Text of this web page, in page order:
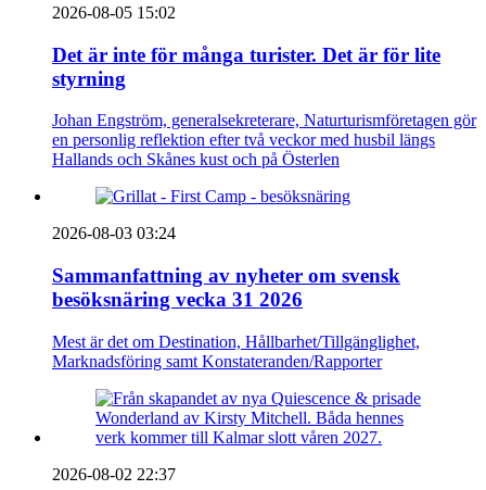
2026-08-05 15:02
Det är inte för många turister. Det är för lite
styrning
Johan Engström, generalsekreterare, Naturturismföretagen gör
en personlig reflektion efter två veckor med husbil längs
Hallands och Skånes kust och på Österlen
2026-08-03 03:24
Sammanfattning av nyheter om svensk
besöksnäring vecka 31 2026
Mest är det om Destination, Hållbarhet/Tillgänglighet,
Marknadsföring samt Konstateranden/Rapporter
2026-08-02 22:37